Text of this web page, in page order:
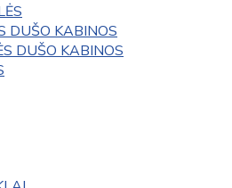
DUŠO KABINOS
DUŠO KABINOS